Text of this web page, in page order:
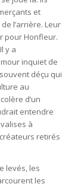
et
l’arrière. Leur
pour Honfleur.
y a
inquiet de
déçu qui
au
d’un
entendre
à
retirés
levés, les
les